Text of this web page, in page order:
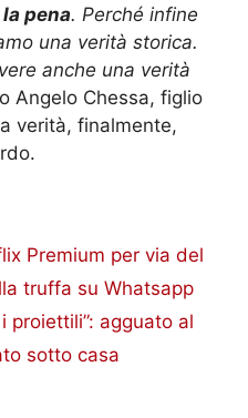
pena. Perché infine
una verità storica.
anche una verità
Angelo Chessa, figlio
verità, finalmente,
Premium per via del
truffa su Whatsapp
proiettili”: agguato al
sotto casa